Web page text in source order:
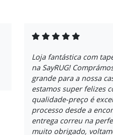
Loja fantástica com
na SayRUG!
grande para a nossa
estamos super felizes
qualidade-preço é
processo desde a
entrega correu na
muito obrigado,